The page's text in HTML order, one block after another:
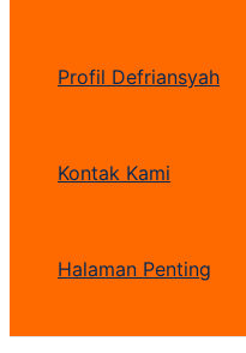
Profil Defriansyah
Kontak Kami
Halaman Penting